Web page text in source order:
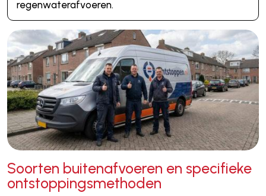
regenwaterafvoeren.
Soorten buitenafvoeren en specifieke
ontstoppingsmethoden